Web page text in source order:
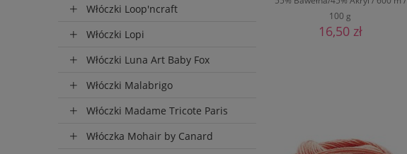
Włóczki Loop'ncraft
Włóczki Lopi
Włóczki Luna Art Baby Fox
Włóczki Malabrigo
Włóczki Madame Tricote Paris
Włóczka Mohair by Canard
100 g
16,50 zł